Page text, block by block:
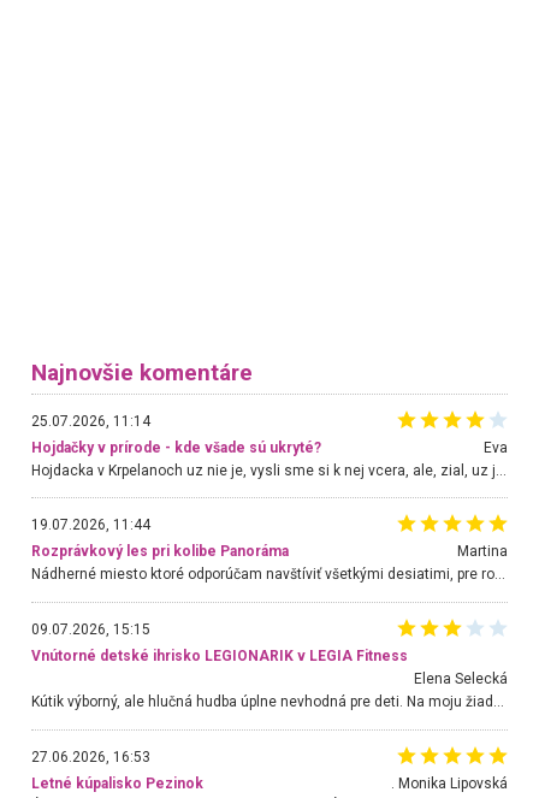
Najnovšie komentáre
25.07.2026, 11:14
Hojdačky v prírode - kde všade sú ukryté?
Eva
19.07.2026, 11:44
Rozprávkový les pri kolibe Panoráma
Martina
Nádherné miesto ktoré odporúčam navštíviť všetkými desiatimi, pre rodiny s deťmi, dôchodcom... Proste a jednoducho ozaj rozprávkový les.. určite ešte prídeme. Odniesli sme si na pamiatku krásne tričká,
09.07.2026, 15:15
Vnútorné detské ihrisko LEGIONARIK v LEGIA Fitness
Elena Selecká
Kútik výborný, ale hlučná hudba úplne nevhodná pre deti. Na moju žiadosť o aspoň sušenie nereagovali.
27.06.2026, 16:53
Letné kúpalisko Pezinok
. Monika Lipovská